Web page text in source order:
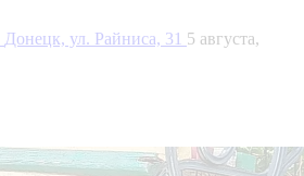
Донецк, ул. Райниса, 31 5 августа,